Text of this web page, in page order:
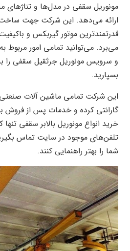
مونوریل سقفی در مدل‌ها و تناژ‌های
ارائه می‌دهد. این شرکت جهت
قدرتمندترین موتور گیربکس و
می‌برد. می‌توانید تمامی امور
و سرویس مونوریل جرثقیل سقفی را
بسپارید.
این شرکت تمامی ماشین آلات
گارانتی کرده و خدمات پس از فروش
خرید انواع مونوریل بالابر سقفی
تلفن‌های موجود در سایت تماس
شما را بهتر راهنمایی کنند.